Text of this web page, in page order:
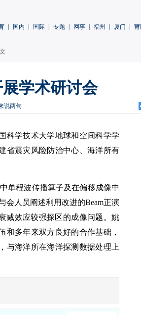
国内 国际 专题 网事 福州 厦门 莆
学术研讨会
说两句
科学技术大学地球和空间科学学
省震灾风险防治中心、海洋所有
单程波传播算子及在偏移成像中
会人员阐述利用改进的Beam正演
减效应较强探区的成像问题。姚
和多年来双方良好的合作基础，
与海洋所在海洋探测数据处理上